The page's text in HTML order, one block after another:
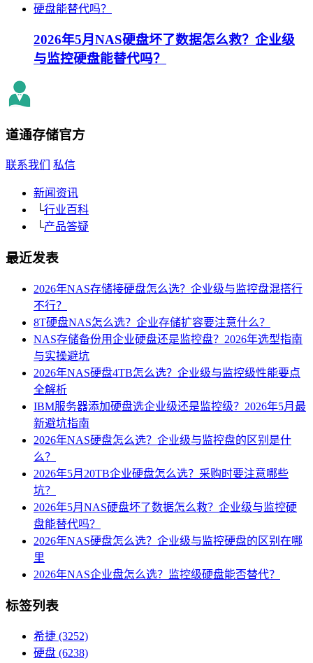
2026年5月NAS硬盘坏了数据怎么救？企业级
与监控硬盘能替代吗？
道通存储官方
联系我们 私信
新闻资讯
└行业百科
└产品答疑
最近发表
2026年NAS存储接硬盘怎么选？企业级与监控盘混搭行
不行？
8T硬盘NAS怎么选？企业存储扩容要注意什么？
NAS存储备份用企业硬盘还是监控盘？2026年选型指南
与实操避坑
2026年NAS硬盘4TB怎么选？企业级与监控级性能要点
全解析
IBM服务器添加硬盘选企业级还是监控级？2026年5月最
新避坑指南
2026年NAS硬盘怎么选？企业级与监控盘的区别是什
么？
2026年5月20TB企业硬盘怎么选？采购时要注意哪些
坑？
2026年5月NAS硬盘坏了数据怎么救？企业级与监控硬
盘能替代吗？
2026年NAS硬盘怎么选？企业级与监控硬盘的区别在哪
里
2026年NAS企业盘怎么选？监控级硬盘能否替代？
标签列表
希捷 (3252)
硬盘 (6238)